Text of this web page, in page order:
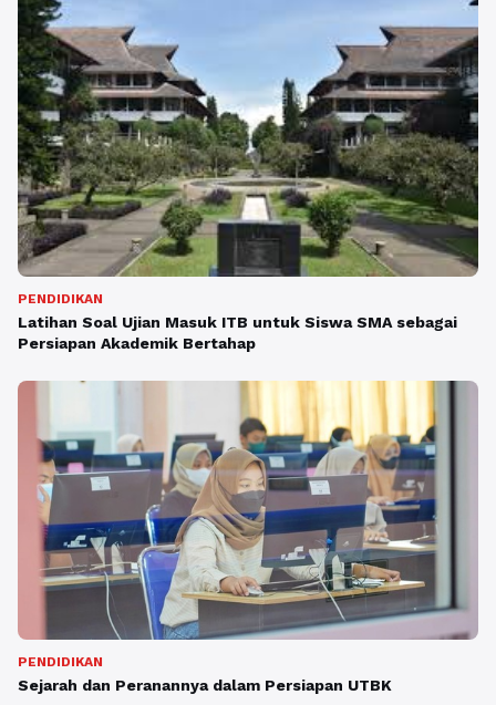
PENDIDIKAN
Latihan Soal Ujian Masuk ITB untuk Siswa SMA sebagai
Persiapan Akademik Bertahap
PENDIDIKAN
Sejarah dan Peranannya dalam Persiapan UTBK